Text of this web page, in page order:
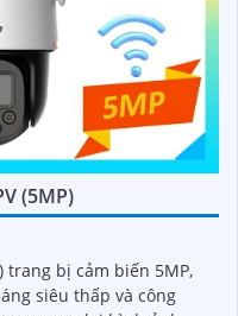
(5MP)
trang bị cảm biến 5MP,